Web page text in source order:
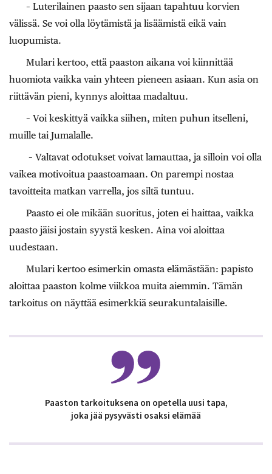
– Luterilainen paasto sen sijaan tapahtuu korvien
välissä. Se voi olla löytämistä ja lisäämistä eikä vain
luopumista.
Mulari kertoo, että paaston aikana voi kiinnittää
huomiota vaikka vain yhteen pieneen asiaan. Kun asia on
riittävän pieni, kynnys aloittaa madaltuu.
– Voi keskittyä vaikka siihen, miten puhun itselleni,
muille tai Jumalalle.
– Valtavat odotukset voivat lamauttaa, ja silloin voi olla
vaikea motivoitua paastoamaan. On parempi nostaa
tavoitteita matkan varrella, jos siltä tuntuu.
Paasto ei ole mikään suoritus, joten ei haittaa, vaikka
paasto jäisi jostain syystä kesken. Aina voi aloittaa
uudestaan.
Mulari kertoo esimerkin omasta elämästään: papisto
aloittaa paaston kolme viikkoa muita aiemmin. Tämän
tarkoitus on näyttää esimerkkiä seurakuntalaisille.
Paaston tarkoituksena on opetella uusi tapa,
joka jää pysyvästi osaksi elämää